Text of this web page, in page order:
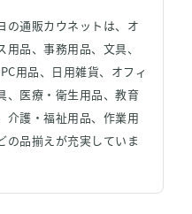
ロード
KARTE
の通販カウネットは、オ
用品、事務用品、文具、
用品、日用雑貨、オフィ
、医療・衛生用品、教育
介護・福祉用品、作業用
の品揃えが充実していま